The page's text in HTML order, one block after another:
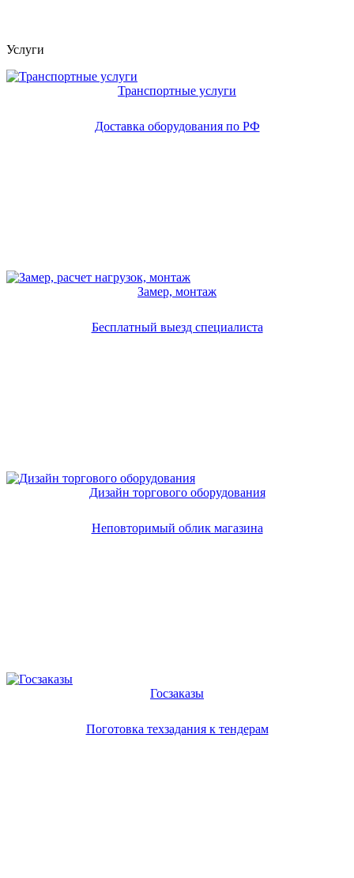
Услуги
Транспортные услуги
Доставка оборудования по РФ
Замер, монтаж
Бесплатный выезд специалиста
Дизайн торгового оборудования
Неповторимый облик магазина
Госзаказы
Поготовка техзадания к тендерам